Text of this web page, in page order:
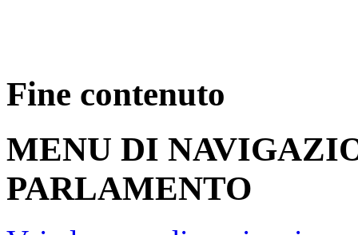
Fine contenuto
MENU DI
PARLAMENTO